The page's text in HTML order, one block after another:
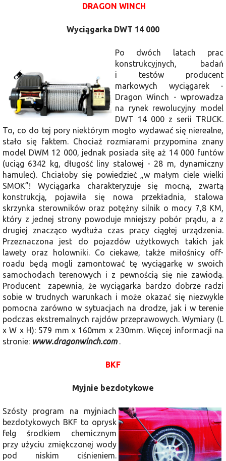
DRAGON WINCH
Wyciągarka DWT 14 000
Po dwóch latach prac
konstrukcyjnych, badań
i testów producent
markowych wyciągarek -
Dragon Winch - wprowadza
na rynek rewolucyjny model
DWT 14 000 z serii TRUCK.
To, co do tej pory niektórym mogło wydawać się nierealne,
stało się faktem. Chociaż rozmiarami przypomina znany
model DWM 12 000, jednak posiada siłę aż 14 000 funtów
(uciąg 6342 kg, długość liny stalowej - 28 m, dynamiczny
hamulec). Chciałoby się powiedzieć „w małym ciele wielki
SMOK”! Wyciągarka charakteryzuje się mocną, zwartą
konstrukcją, pojawiła się nowa przekładnia, stalowa
skrzynka sterowników oraz potężny silnik o mocy 7,8 KM,
który z jednej strony powoduje mniejszy pobór prądu, a z
drugiej znacząco wydłuża czas pracy ciągłej urządzenia.
Przeznaczona jest do pojazdów użytkowych takich jak
lawety oraz holowniki. Co ciekawe, także miłośnicy off-
roadu będą mogli zamontować tę wyciągarkę w swoich
samochodach terenowych i z pewnością się nie zawiodą.
Producent zapewnia, że wyciągarka bardzo dobrze radzi
sobie w trudnych warunkach i może okazać się niezwykle
pomocna zarówno w sytuacjach na drodze, jak i w terenie
podczas ekstremalnych rajdów przeprawowych. Wymiary (L
x W x H): 579 mm x 160mm x 230mm. Więcej informacji na
stronie: www.dragonwinch.com.
BKF
Myjnie bezdotykowe
Szósty program na myjniach
bezdotykowych BKF to oprysk
felg środkiem chemicznym
przy użyciu zmiękczonej wody
pod niskim ciśnieniem.